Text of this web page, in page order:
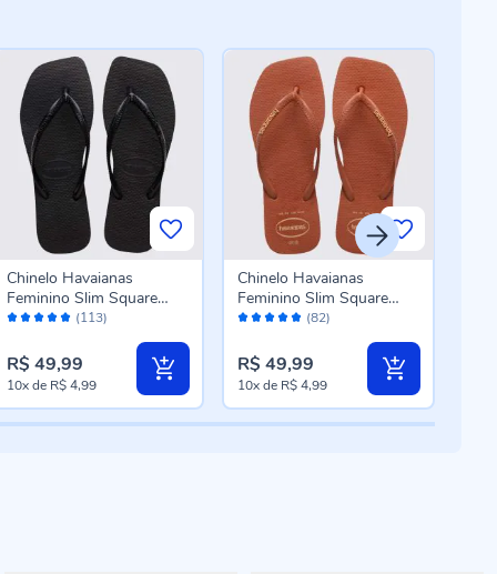
Avaliação: (113)
Chinelo Havaianas
Feminino Slim Square
Preto
R$ 49,99
10xde R$ 4,99
Avaliação: (82)
Chinelo Havaianas
Feminino Slim Square
Logo Pop Up Ferrugem
R$ 49,99
10xde R$ 4,99